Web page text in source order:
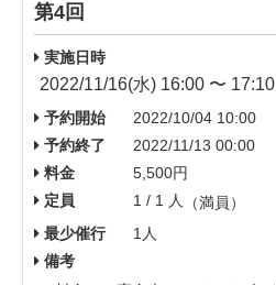
第4回
実施日時
2022/11/16(水) 16:00 〜 17:10
予約開始
2022/10/04 10:00
予約終了
2022/11/13 00:00
料金
5,500円
定員
1 / 1 人
（満員）
最少催行
1人
備考